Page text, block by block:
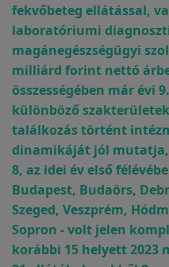
fekvőbeteg ellátással,
laboratóriumi
magánegészségügyi
milliárd forint nettó
összességében már évi
különböző
találkozás történt
dinamikáját jól
8, az idei év első
Budapest, Budaörs,
Szeged, Veszprém,
Sopron - volt jelen
korábbi 15 helyett 2023